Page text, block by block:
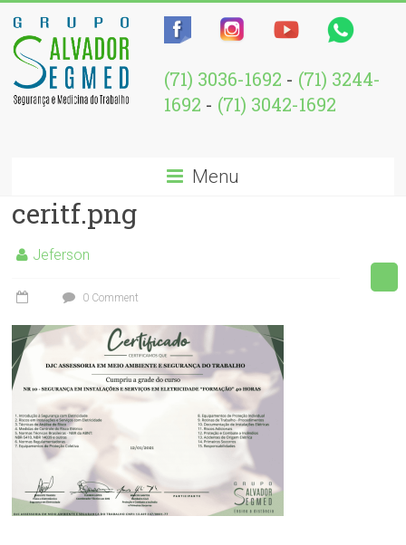
(71) 3036-1692 - (71) 3244-
1692 - (71) 3042-1692
Menu
ceritf.png
Jeferson
0 Comment